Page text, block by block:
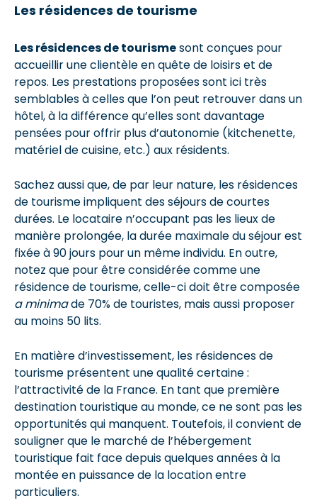
Les résidences de tourisme
Les résidences de tourismesont conçues pour
accueillir une clientèle en quête de loisirs et de
repos. Les prestations proposées sont ici très
semblables à celles que l’on peut retrouver dans un
hôtel, à la différence qu’elles sont davantage
pensées pour offrir plus d’autonomie (kitchenette,
matériel de cuisine, etc.) aux résidents.
Sachez aussi que, de par leur nature, les résidences
de tourisme impliquent des séjours de courtes
durées. Le locataire n’occupant pas les lieux de
manière prolongée, la durée maximale du séjour est
fixée à 90 jours pour un même individu. En outre,
notez que pour être considérée comme une
résidence de tourisme, celle-ci doit être composée
a minimade 70% de touristes, mais aussi proposer
au moins 50 lits.
En matière d’investissement, les résidences de
tourisme présentent une qualité certaine :
l’attractivité de la France. En tant que première
destination touristique au monde, ce ne sont pas les
opportunités qui manquent. Toutefois, il convient de
souligner que le marché de l’hébergement
touristique fait face depuis quelques années à la
montée en puissance de la location entre
particuliers.